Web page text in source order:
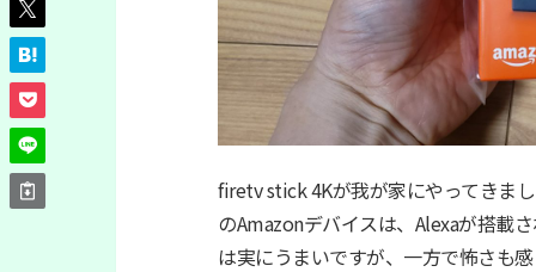
firetv stick 4Kが我が家にやってきま
のAmazonデバイスは、Alexaが搭載
は実にうまいですが、一方で怖さも